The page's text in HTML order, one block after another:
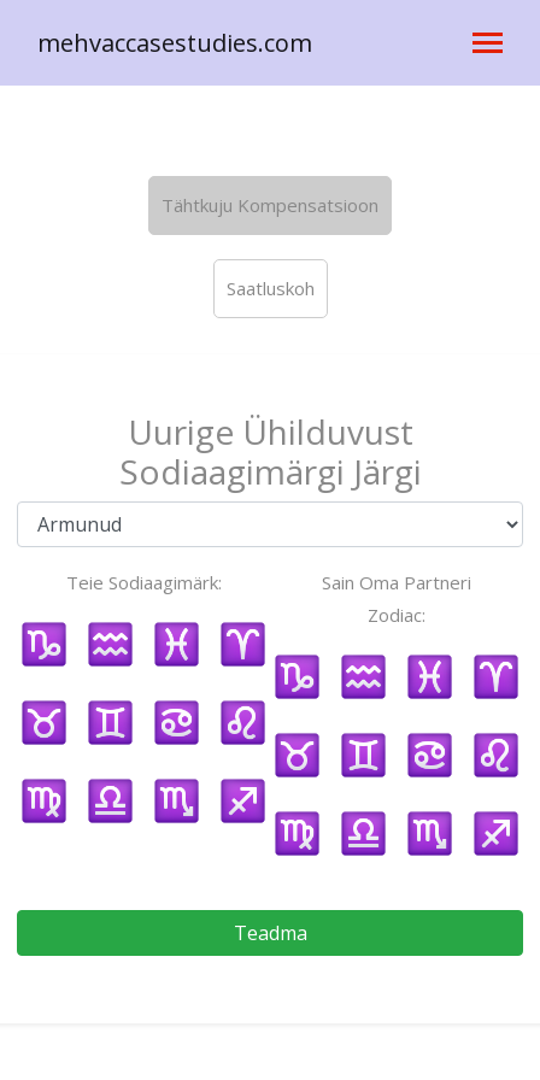
mehvaccasestudies.com
Tähtkuju Kompensatsioon
Saatluskoh
Uurige Ühilduvust
Sodiaagimärgi Järgi
Teie Sodiaagimärk:
Sain Oma Partneri
Zodiac:
Teadma